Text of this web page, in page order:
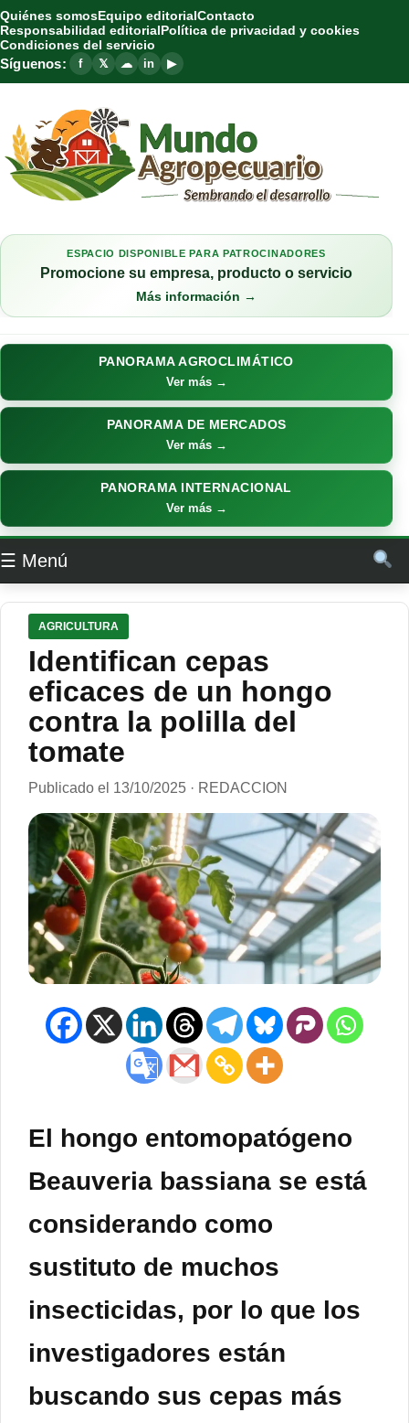
Quiénes somosEquipo editorialContacto
Responsabilidad editorialPolítica de privacidad y cookies
Condiciones del servicio
Síguenos: f 𝕏 ☁ in ▶
ESPACIO DISPONIBLE PARA PATROCINADORES
Promocione su empresa, producto o servicio
Más información →
PANORAMA AGROCLIMÁTICO
Ver más →
PANORAMA DE MERCADOS
Ver más →
PANORAMA INTERNACIONAL
Ver más →
☰ Menú
AGRICULTURA
Identifican cepas
eficaces de un hongo
contra la polilla del
tomate
Publicado el 13/10/2025 · REDACCION
El hongo entomopatógeno
Beauveria bassiana se está
considerando como
sustituto de muchos
insecticidas, por lo que los
investigadores están
buscando sus cepas más